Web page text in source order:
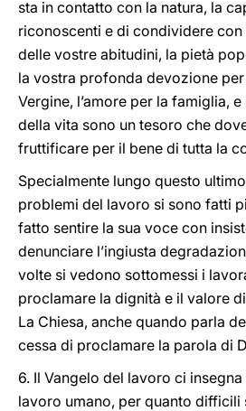
sta in contatto con la natura, la
riconoscenti e di condividere
delle vostre abitudini, la pietà
la vostra profonda devozione per
Vergine, l’amore per la famiglia,
della vita sono un tesoro che
fruttificare per il bene di tutta la
Specialmente lungo questo
problemi del lavoro si sono fatti
fatto sentire la sua voce con
denunciare l’ingiusta
volte si vedono sottomessi i
proclamare la dignità e il valore
La Chiesa, anche quando parla
cessa di proclamare la parola di
6. Il Vangelo del lavoro ci
lavoro umano, per quanto difficili